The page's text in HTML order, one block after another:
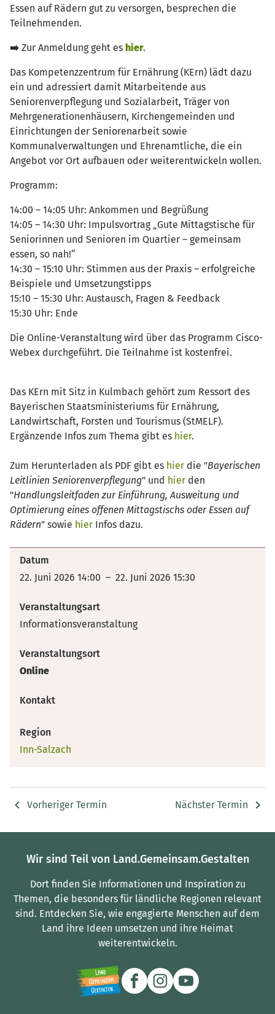
Essen auf Rädern gut zu versorgen, besprechen die
Teilnehmenden.
➡️ Zur Anmeldung geht es hier.
Das Kompetenzzentrum für Ernährung (KErn) lädt dazu
ein und adressiert damit Mitarbeitende aus
Seniorenverpflegung und Sozialarbeit, Träger von
Mehrgenerationenhäusern, Kirchengemeinden und
Einrichtungen der Seniorenarbeit sowie
Kommunalverwaltungen und Ehrenamtliche, die ein
Angebot vor Ort aufbauen oder weiterentwickeln wollen.
Programm:
14:00 – 14:05 Uhr: Ankommen und Begrüßung
14:05 – 14:30 Uhr: Impulsvortrag „Gute Mittagstische für
Seniorinnen und Senioren im Quartier – gemeinsam
essen, so nah!“
14:30 – 15:10 Uhr: Stimmen aus der Praxis – erfolgreiche
Beispiele und Umsetzungstipps
15:10 – 15:30 Uhr: Austausch, Fragen & Feedback
15:30 Uhr: Ende
Die Online-Veranstaltung wird über das Programm Cisco-
Webex durchgeführt. Die Teilnahme ist kostenfrei.
Das KErn mit Sitz in Kulmbach gehört zum Ressort des
Bayerischen Staatsministeriums für Ernährung,
Landwirtschaft, Forsten und Tourismus (StMELF).
Ergänzende Infos zum Thema gibt es hier.
Zum Herunterladen als PDF gibt es hier die "Bayerischen
Leitlinien Seniorenverpflegung" und hier den
"Handlungsleitfaden zur Einführung, Ausweitung und
Optimierung eines offenen Mittagstischs oder Essen auf
Rädern" sowie hier Infos dazu.
Datum
22. Juni 2026 14:00 – 22. Juni 2026 15:30
Veranstaltungsart
Informationsveranstaltung
Veranstaltungsort
Online
Kontakt
Region
Inn-Salzach
Vorheriger Termin Nächster Termin
Wir sind Teil von Land.Gemeinsam.Gestalten
Dort finden Sie Informationen und Inspiration zu
Themen, die besonders für ländliche Regionen relevant
sind. Entdecken Sie, wie engagierte Menschen auf dem
Land ihre Ideen umsetzen und ihre Heimat
weiterentwickeln.